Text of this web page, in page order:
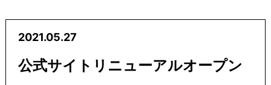
2021.05.27
公式サイトリニューアルオープン